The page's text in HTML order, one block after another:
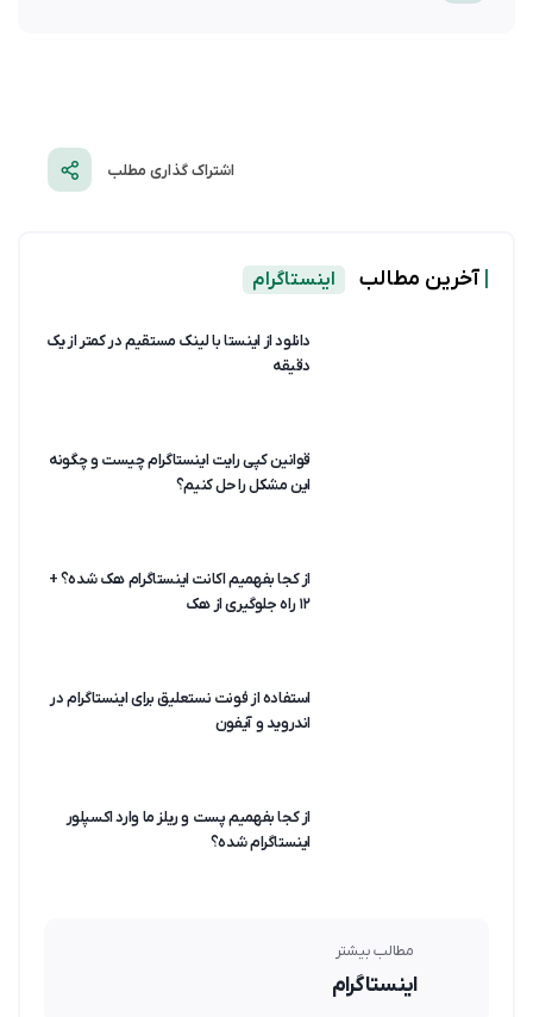
اشتراک گذاری مطلب
آخرین مطالب اینستاگرام
دانلود از اینستا با لینک مستقیم در کمتر از یک
دقیقه
قوانین کپی رایت اینستاگرام چیست و چگونه
این مشکل را حل کنیم؟
از کجا بفهمیم اکانت اینستاگرام هک شده؟ +
۱۲ راه جلوگیری از هک
استفاده از فونت نستعلیق برای اینستاگرام در
اندروید و آیفون
از کجا بفهمیم پست و ریلز ما وارد اکسپلور
اینستاگرام شده؟
مطالب بیشتر
اینستاگرام